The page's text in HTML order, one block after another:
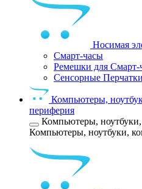
Носимая
Смарт-часы
Ремешки для Смарт-
Сенсорные Перчатки
Компьютеры,
периферия
Компьютеры,
Компьютеры, ноутбуки,